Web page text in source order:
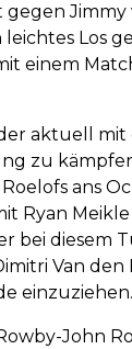
gegen Jimmy
leichtes Los
einem
aktuell mit
zu
ans
Ryan
bei diesem
Van
einzuziehen.
John